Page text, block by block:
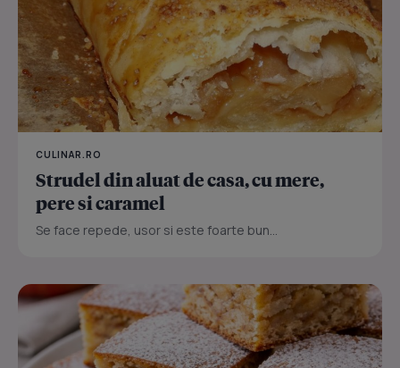
CULINAR.RO
Strudel din aluat de casa, cu mere,
pere si caramel
Se face repede, usor si este foarte bun...